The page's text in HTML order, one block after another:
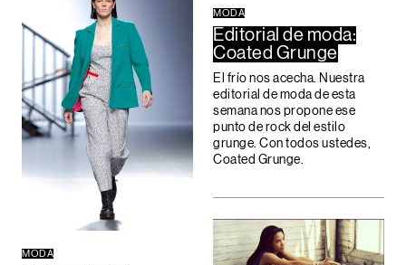
MODA
Editorial de moda:
Coated Grunge
El frío nos acecha. Nuestra
editorial de moda de esta
semana nos propone ese
punto de rock del estilo
grunge. Con todos ustedes,
Coated Grunge.
MODA